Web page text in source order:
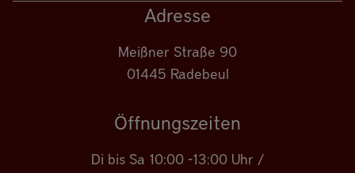
Adresse
Meißner Straße 90
01445 Radebeul
Öffnungszeiten
Di bis Sa 10:00 -13:00 Uhr /